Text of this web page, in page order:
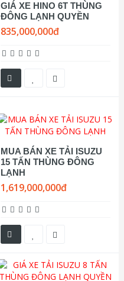
GIÁ XE HINO 6T THÙNG
ĐÔNG LẠNH QUYỀN
835,000,000đ
MUA BÁN XE TẢI ISUZU
15 TẤN THÙNG ĐÔNG
LẠNH
1,619,000,000đ